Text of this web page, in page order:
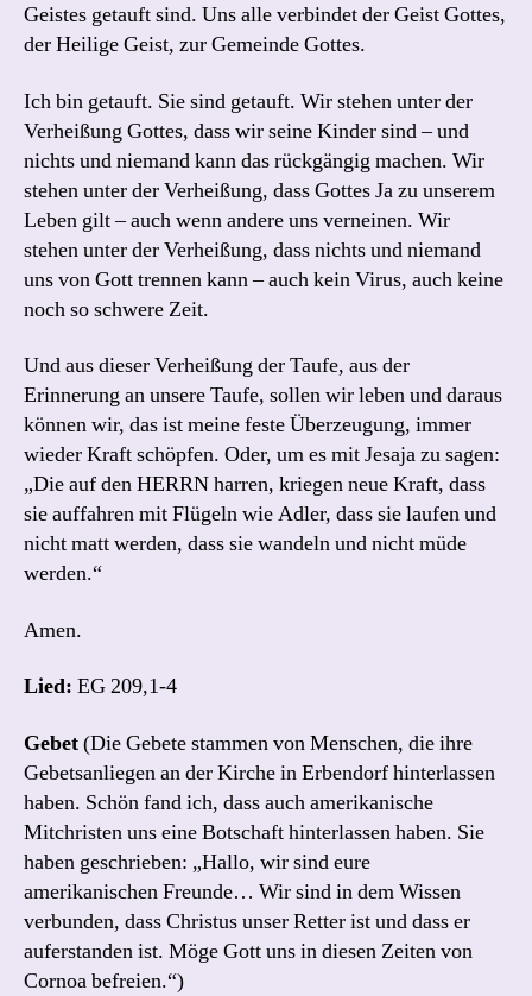
Geistes getauft sind. Uns alle verbindet der Geist Gottes,
der Heilige Geist, zur Gemeinde Gottes.
Ich bin getauft. Sie sind getauft. Wir stehen unter der
Verheißung Gottes, dass wir seine Kinder sind – und
nichts und niemand kann das rückgängig machen. Wir
stehen unter der Verheißung, dass Gottes Ja zu unserem
Leben gilt – auch wenn andere uns verneinen. Wir
stehen unter der Verheißung, dass nichts und niemand
uns von Gott trennen kann – auch kein Virus, auch keine
noch so schwere Zeit.
Und aus dieser Verheißung der Taufe, aus der
Erinnerung an unsere Taufe, sollen wir leben und daraus
können wir, das ist meine feste Überzeugung, immer
wieder Kraft schöpfen. Oder, um es mit Jesaja zu sagen:
„Die auf den HERRN harren, kriegen neue Kraft, dass
sie auffahren mit Flügeln wie Adler, dass sie laufen und
nicht matt werden, dass sie wandeln und nicht müde
werden.“
Amen.
Lied: EG 209,1-4
Gebet(Die Gebete stammen von Menschen, die ihre
Gebetsanliegen an der Kirche in Erbendorf hinterlassen
haben. Schön fand ich, dass auch amerikanische
Mitchristen uns eine Botschaft hinterlassen haben. Sie
haben geschrieben: „Hallo, wir sind eure
amerikanischen Freunde… Wir sind in dem Wissen
verbunden, dass Christus unser Retter ist und dass er
auferstanden ist. Möge Gott uns in diesen Zeiten von
Cornoa befreien.“)